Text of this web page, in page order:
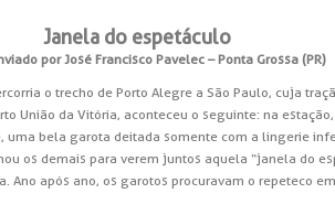
Janela do espetáculo
por José Francisco Pavelec – Ponta Grossa (PR)
o trecho de Porto Alegre a São Paulo, cuja
União da Vitória, aconteceu o seguinte: na
uma bela garota deitada somente com a lingerie
os demais para verem juntos aquela “janela do
Ano após ano, os garotos procuravam o repeteco